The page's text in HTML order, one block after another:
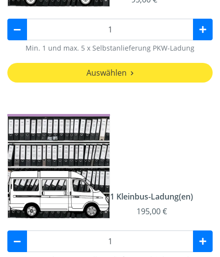
Min. 1 und max. 5 x Selbstanlieferung PKW-Ladung
Auswählen
1 Kleinbus-Ladung(en)
195,00 €